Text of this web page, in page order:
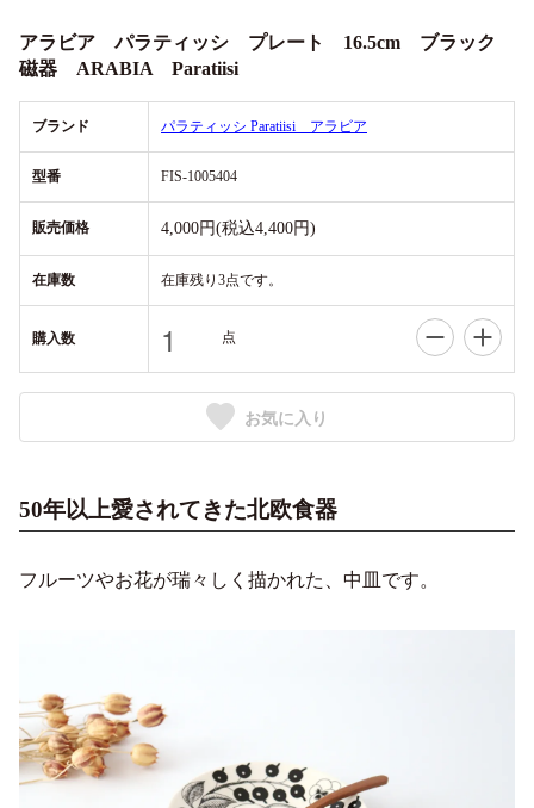
アラビア パラティッシ プレート 16.5cm ブラック
磁器 ARABIA Paratiisi
ブランド パラティッシ Paratiisi アラビア
型番 FIS-1005404
販売価格 4,000円(税込4,400円)
在庫数 在庫残り3点です。
購入数 点
お気に入り
50年以上愛されてきた北欧食器
フルーツやお花が瑞々しく描かれた、中皿です。